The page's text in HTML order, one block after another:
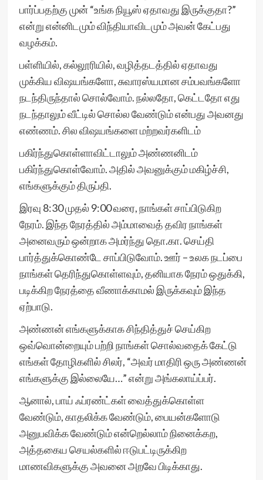
பார்ப்பதற்கு முன் “உங்க நியூஸ் ஏதாவது இருக்குதா?”
என்று என்னிடமும் விந்தியாவிடமும் அவன் கேட்பது
வழக்கம்.
பள்ளியில், கல்லூரியில், வழித்தடத்தில் ஏதாவது
முக்கிய விஷயங்களோ, சுவாரஸ்யமான சம்பவங்களோ
நடந்திருந்தால் சொல்வோம். நல்லதோ, கெட்டதோ எது
நடந்தாலும் வீட்டில் சொல்ல வேண்டும் என்பது அவனது
எண்ணம். சில விஷயங்களை மற்றவர்களிடம்
பகிர்ந்துகொள்ளாவிட்டாலும் அண்ணனிடம்
பகிர்ந்துகொள்வோம். அதில் அவனுக்கும் மகிழ்ச்சி,
எங்களுக்கும் திருப்தி.
இரவு 8:30 முதல் 9:00 வரை, நாங்கள் சாப்பிடுகிற
நேரம். இந்த நேரத்தில் அம்மாவைத் தவிர நாங்கள்
அனைவரும் ஒன்றாக அமர்ந்து தொ.கா. செய்தி
பார்த்துக்கொண்டே சாப்பிடுவோம். ஊர் – உலக நடப்பை
நாங்கள் தெரிந்துகொள்ளவும், தனியாக நேரம் ஒதுக்கி,
படிக்கிற நேரத்தை வீணாக்காமல் இருக்கவும் இந்த
ஏற்பாடு.
அண்ணன் எங்களுக்காக சிந்தித்துச் செய்கிற
ஒவ்வொன்றையும் பற்றி நாங்கள் சொல்வதைக் கேட்டு
எங்கள் தோழிகளில் சிலர், “அவர் மாதிரி ஒரு அண்ணன்
எங்களுக்கு இல்லையே…” என்று அங்கலாய்ப்பர்.
ஆனால், பாய் ஃப்ரண்ட்கள் வைத்துக்கொள்ள
வேண்டும், காதலிக்க வேண்டும், பையன்களோடு
அனுபவிக்க வேண்டும் என்றெல்லாம் நினைக்கற,
அத்தகைய செயல்களில் ஈடுபட்டிருக்கிற
மாணவிகளுக்கு அவனை அறவே பிடிக்காது.